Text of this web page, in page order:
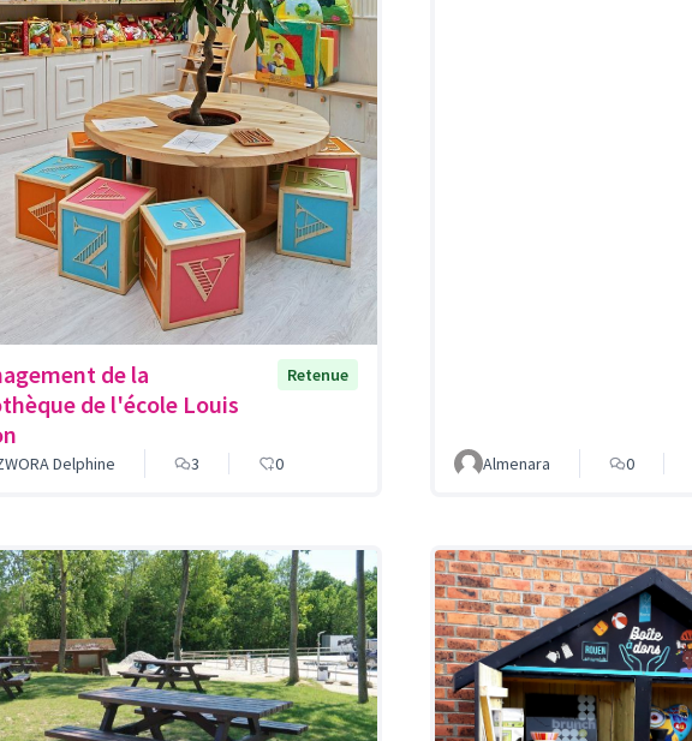
de la
de l'école Louis
Retenue
Delphine 3 0 Almenara 0